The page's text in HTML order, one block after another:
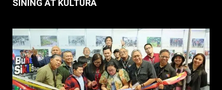
SINING AT KULTURA